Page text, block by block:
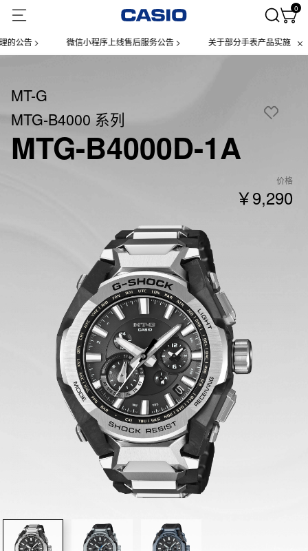
0
告 > 微信小程序上线售后服务公告 > 关于部分手表产品实施【一物
MT-G
MTG-B4000 系列
MTG-B4000D-1A
价格
￥9,290